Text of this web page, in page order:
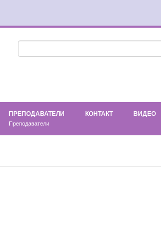
ПРЕПОДАВАТЕЛИ
Преподаватели
КОНТАКТ ВИДЕО